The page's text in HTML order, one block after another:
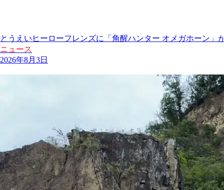
とうえいヒーローフレンズに「角醒ハンター オメガホーン」
ニュース
2026年8月3日